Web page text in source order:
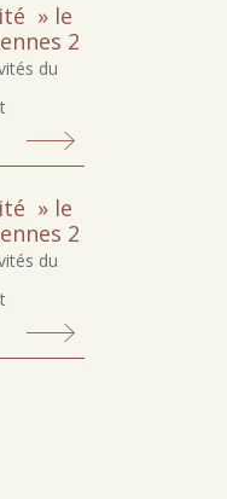
» le
2
du
» le
2
du